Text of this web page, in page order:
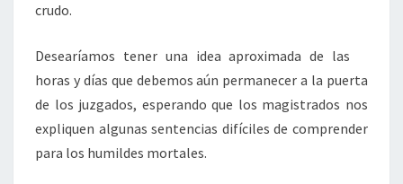
crudo.
Desearíamos tener una idea aproximada de las
horas y días que debemos aún permanecer a la puerta
de los juzgados, esperando que los magistrados nos
expliquen algunas sentencias difíciles de comprender
para los humildes mortales.